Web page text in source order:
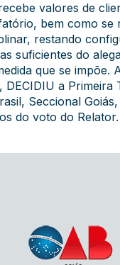
valores de
bem como
restando
suficientes do
que se impõe.
DECIDIU a Primeira
Seccional
do voto do Relator.